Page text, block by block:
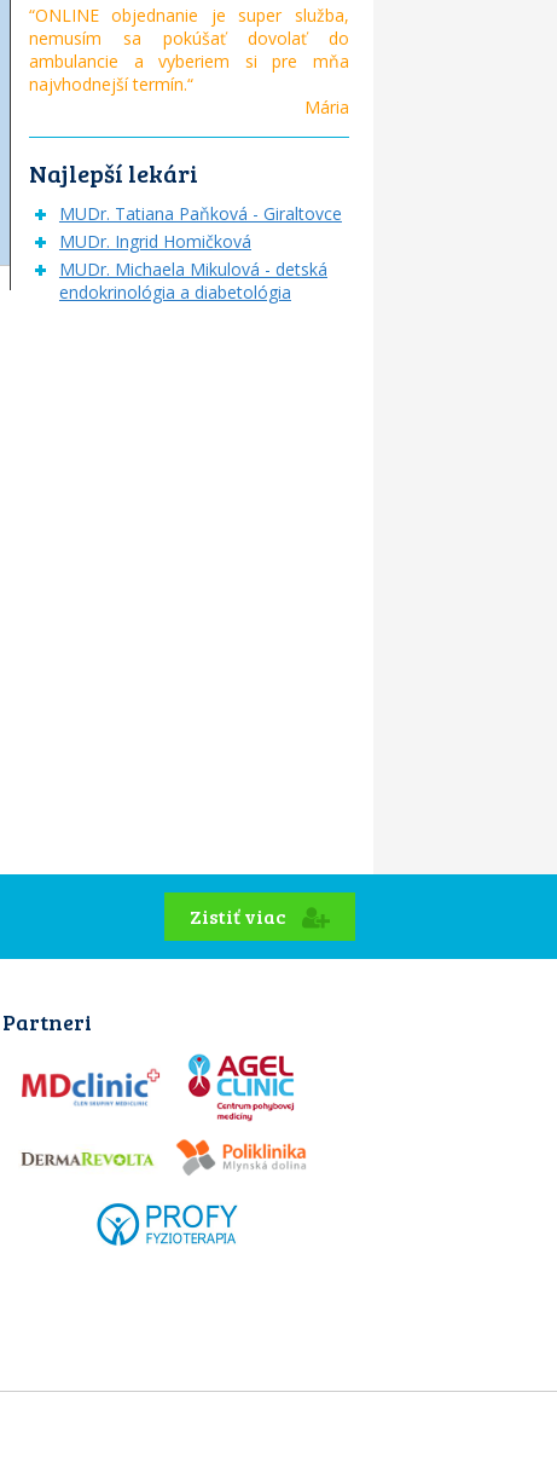
“ONLINE objednanie je super služba,
nemusím sa pokúšať dovolať do
ambulancie a vyberiem si pre mňa
najvhodnejší termín.“
Mária
Najlepší lekári
MUDr. Tatiana Paňková - Giraltovce
MUDr. Ingrid Homičková
MUDr. Michaela Mikulová - detská
endokrinológia a diabetológia
Zistiť viac
Partneri